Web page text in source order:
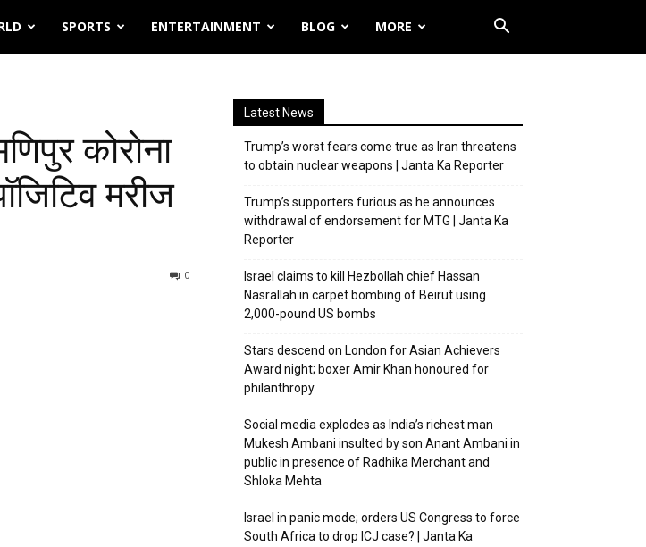
SPORTS ENTERTAINMENT BLOG MORE
कोरोना
मरीज
0
Latest News
Trump’s worst fears come true as Iran threatens
to obtain nuclear weapons | Janta Ka Reporter
Trump’s supporters furious as he announces
withdrawal of endorsement for MTG | Janta Ka
Reporter
Israel claims to kill Hezbollah chief Hassan
Nasrallah in carpet bombing of Beirut using
2,000-pound US bombs
Stars descend on London for Asian Achievers
Award night; boxer Amir Khan honoured for
philanthropy
Social media explodes as India’s richest man
Mukesh Ambani insulted by son Anant Ambani in
public in presence of Radhika Merchant and
Shloka Mehta
Israel in panic mode; orders US Congress to force
South Africa to drop ICJ case? | Janta Ka